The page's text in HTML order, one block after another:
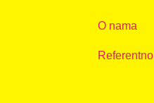
O nama
Referentno